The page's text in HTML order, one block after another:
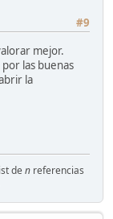
#9
mejor.
las buenas
la
de n referencias